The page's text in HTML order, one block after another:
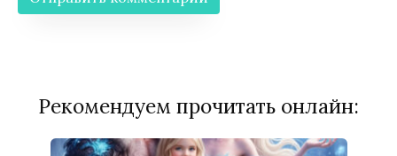
Рекомендуем прочитать онлайн: